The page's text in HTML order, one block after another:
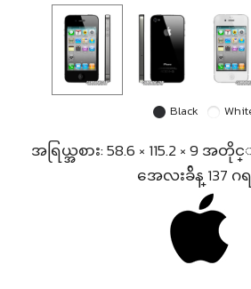
Black
အရြယ္အစား: 58.6 × 115.2 × 9
အေလးခ်ိန္ 137 ဂ